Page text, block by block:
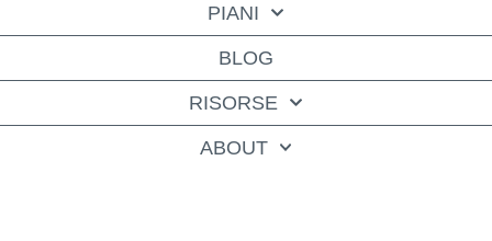
PIANI
BLOG
RISORSE
ABOUT